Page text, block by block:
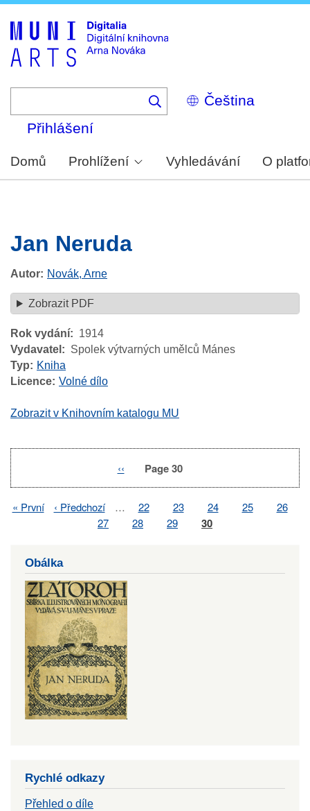
Select
your
Přihlášení
Domů Prohlížení Vyhledávání O
Jan Neruda
Autor Novák, Arne
Zobrazit PDF
Rok vydání
1914
Vydavatel
Spolek výtvarných umělců Mánes
Typ
Kniha
Licence Volné dílo
Zobrazit v Knihovním katalogu MU
Previous
‹‹ Page 30
First
« První
Previous
‹ Předchozí … Page
22 Page
23 Page
24 Page
25 Page
26
Page
27 Page
28 Page
29 Page
30
Obálka
Rychlé odkazy
Přehled o díle